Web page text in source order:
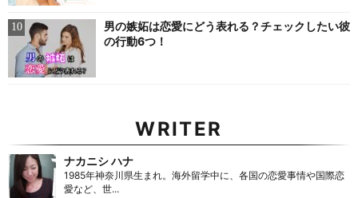
男の嫉妬は恋愛にどう表れる？チェックしたい彼
の行動6つ！
WRITER
ナカニシ ハナ
1985年神奈川県生まれ。海外留学中に、各国の恋愛事情や国際恋
愛など、世...